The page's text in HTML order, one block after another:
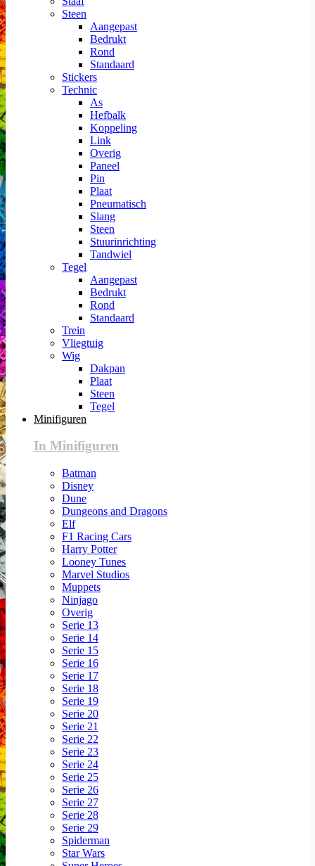
Steen
Aangepast
Bedrukt
Rond
Standaard
Stickers
Technic
As
Hefbalk
Koppeling
Link
Overig
Paneel
Pin
Plaat
Pneumatisch
Slang
Steen
Stuurinrichting
Tandwiel
Tegel
Aangepast
Bedrukt
Rond
Standaard
Trein
Vliegtuig
Wig
Dakpan
Plaat
Steen
Tegel
Minifiguren
In Minifiguren
Batman
Disney
Dune
Dungeons and Dragons
Elf
F1 Racing Cars
Harry Potter
Looney Tunes
Marvel Studios
Muppets
Ninjago
Overig
Serie 13
Serie 14
Serie 15
Serie 16
Serie 17
Serie 18
Serie 19
Serie 20
Serie 21
Serie 22
Serie 23
Serie 24
Serie 25
Serie 26
Serie 27
Serie 28
Serie 29
Spiderman
Star Wars